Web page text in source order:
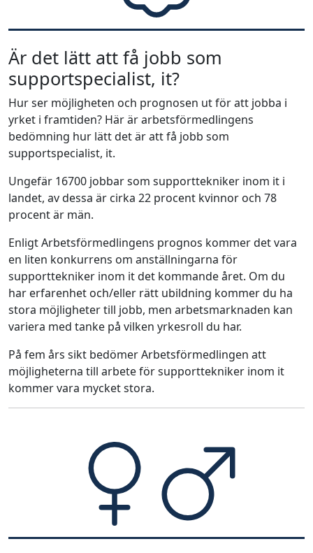
Är det lätt att få jobb som
supportspecialist, it?
Hur ser möjligheten och prognosen ut för att jobba i
yrket i framtiden? Här är arbetsförmedlingens
bedömning hur lätt det är att få jobb som
supportspecialist, it.
Ungefär 16700 jobbar som supporttekniker inom it i
landet, av dessa är cirka 22 procent kvinnor och 78
procent är män.
Enligt Arbetsförmedlingens prognos kommer det vara
en liten konkurrens om anställningarna för
supporttekniker inom it det kommande året. Om du
har erfarenhet och/eller rätt ubildning kommer du ha
stora möjligheter till jobb, men arbetsmarknaden kan
variera med tanke på vilken yrkesroll du har.
På fem års sikt bedömer Arbetsförmedlingen att
möjligheterna till arbete för supporttekniker inom it
kommer vara mycket stora.